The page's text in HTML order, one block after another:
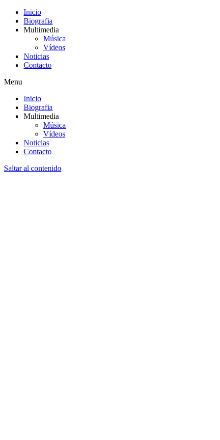
Inicio
Biografia
Multimedia
Música
Vídeos
Noticias
Contacto
Menu
Inicio
Biografia
Multimedia
Música
Vídeos
Noticias
Contacto
Saltar al contenido